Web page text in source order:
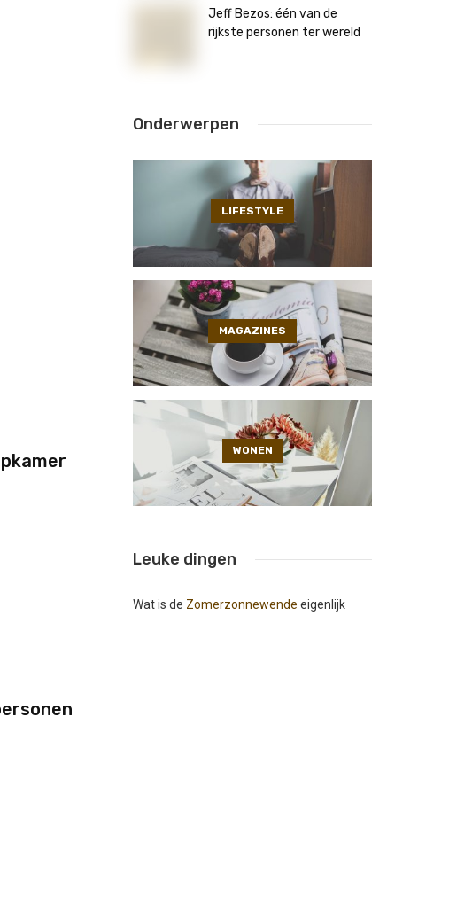
Jeff Bezos: één van de
rijkste personen ter wereld
Onderwerpen
LIFESTYLE
MAGAZINES
WONEN
Leuke dingen
Wat is de Zomerzonnewende eigenlijk